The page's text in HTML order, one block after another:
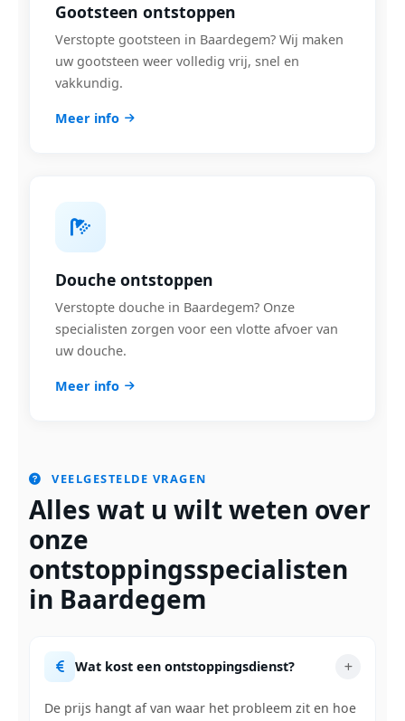
Gootsteen ontstoppen
Verstopte gootsteen in Baardegem? Wij maken
uw gootsteen weer volledig vrij, snel en
vakkundig.
Meer info
Douche ontstoppen
Verstopte douche in Baardegem? Onze
specialisten zorgen voor een vlotte afvoer van
uw douche.
Meer info
VEELGESTELDE VRAGEN
Alles wat u wilt weten over
onze
ontstoppingsspecialisten
in Baardegem
Wat kost een ontstoppingsdienst?
De prijs hangt af van waar het probleem zit en hoe